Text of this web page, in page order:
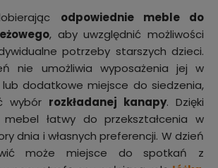
odpowiednie meble do
, aby uwzględnić możliwości
potrzeby starszych dzieci.
nie umożliwia wyposażenia jej w
lub dodatkowe miejsce do siedzenia,
wybór rozkładanej kanapy. Dzięki
łatwy do przekształcenia w
dnia i własnych preferencji. W dzień
może miejsce do spotkań z